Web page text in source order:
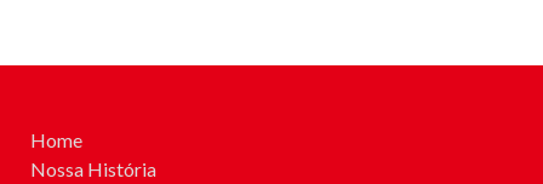
Home
Nossa História